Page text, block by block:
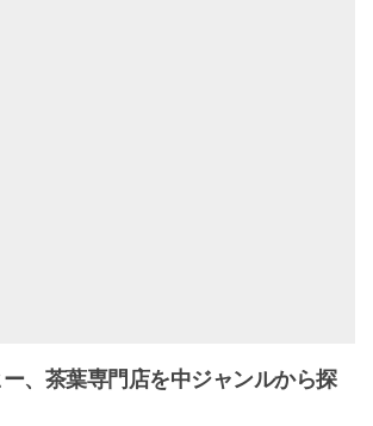
、茶葉専門店を中ジャンルから探